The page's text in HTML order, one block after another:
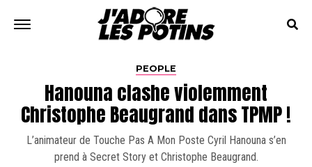
PEOPLE
Hanouna clashe violemment
Christophe Beaugrand dans TPMP !
L’animateur de Touche Pas A Mon Poste Cyril Hanouna s’en
prend à Secret Story et Christophe Beaugrand.